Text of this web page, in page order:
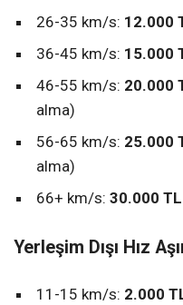
26-35 km/s: 12.000
36-45 km/s: 15.000
46-55 km/s: 20.000
alma)
56-65 km/s: 25.000
alma)
66+ km/s: 30.000 TL
Yerleşim Dışı Hız
11-15 km/s: 2.000